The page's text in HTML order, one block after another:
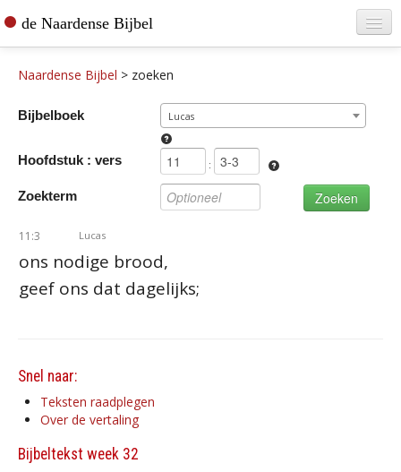
de Naardense Bijbel
De vertaler
Contact
Naardense Bijbel > zoeken
Bijbelboek Lucas
Hoofdstuk : vers :
Zoekterm
11:3 Lucas
ons nodige brood,
geef ons dat dagelijks;
Snel naar:
Teksten raadplegen
Over de vertaling
Bijbeltekst week 32